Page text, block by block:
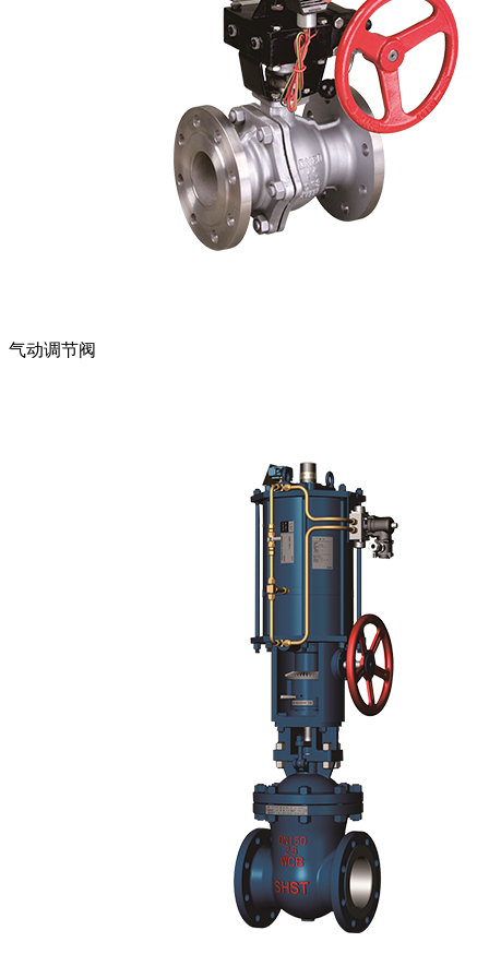
气动调节阀